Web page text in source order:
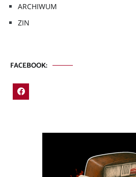
ARCHIWUM
ZIN
FACEBOOK: